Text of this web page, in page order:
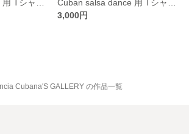
3,000円
Cubana'S GALLERY の作品一覧